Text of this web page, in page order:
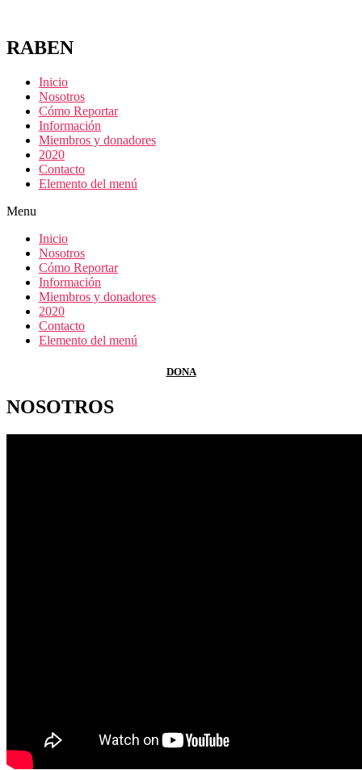
RABEN
Inicio
Nosotros
Cómo Reportar
Información
Miembros y donadores
2020
Contacto
Elemento del menú
Menu
Inicio
Nosotros
Cómo Reportar
Información
Miembros y donadores
2020
Contacto
Elemento del menú
DONA
NOSOTROS